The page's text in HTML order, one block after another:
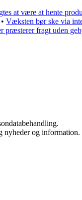
at være at hente
• Væksten bør ske via
præsterer fragt uden
og